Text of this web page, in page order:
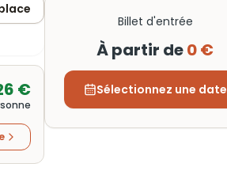
€
Billet d'entrée
À partir de0 €
Sélectionnez une date